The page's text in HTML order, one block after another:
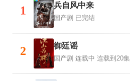
1 兵自风中来
国产剧 已完结
2 御廷谣
国产剧 连载中 连载到20集